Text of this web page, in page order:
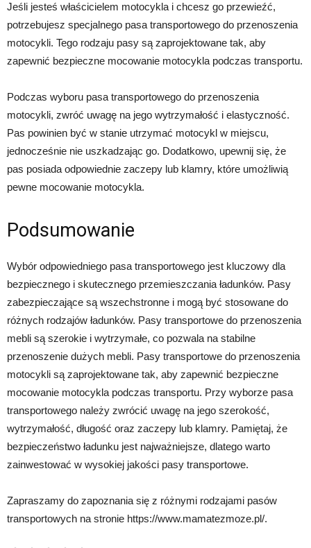
Jeśli jesteś właścicielem motocykla i chcesz go przewieźć,
potrzebujesz specjalnego pasa transportowego do przenoszenia
motocykli. Tego rodzaju pasy są zaprojektowane tak, aby
zapewnić bezpieczne mocowanie motocykla podczas transportu.
Podczas wyboru pasa transportowego do przenoszenia
motocykli, zwróć uwagę na jego wytrzymałość i elastyczność.
Pas powinien być w stanie utrzymać motocykl w miejscu,
jednocześnie nie uszkadzając go. Dodatkowo, upewnij się, że
pas posiada odpowiednie zaczepy lub klamry, które umożliwią
pewne mocowanie motocykla.
Podsumowanie
Wybór odpowiedniego pasa transportowego jest kluczowy dla
bezpiecznego i skutecznego przemieszczania ładunków. Pasy
zabezpieczające są wszechstronne i mogą być stosowane do
różnych rodzajów ładunków. Pasy transportowe do przenoszenia
mebli są szerokie i wytrzymałe, co pozwala na stabilne
przenoszenie dużych mebli. Pasy transportowe do przenoszenia
motocykli są zaprojektowane tak, aby zapewnić bezpieczne
mocowanie motocykla podczas transportu. Przy wyborze pasa
transportowego należy zwrócić uwagę na jego szerokość,
wytrzymałość, długość oraz zaczepy lub klamry. Pamiętaj, że
bezpieczeństwo ładunku jest najważniejsze, dlatego warto
zainwestować w wysokiej jakości pasy transportowe.
Zapraszamy do zapoznania się z różnymi rodzajami pasów
transportowych na stronie https://www.mamatezmoze.pl/.